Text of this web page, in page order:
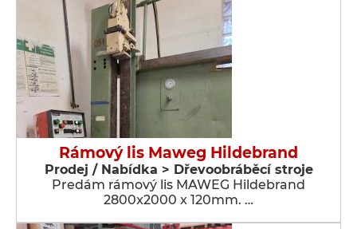
Rámový lis Maweg Hildebrand
Prodej / Nabídka > Dřevoobráběcí stroje
Predám rámový lis MAWEG Hildebrand
2800x2000 x 120mm. …